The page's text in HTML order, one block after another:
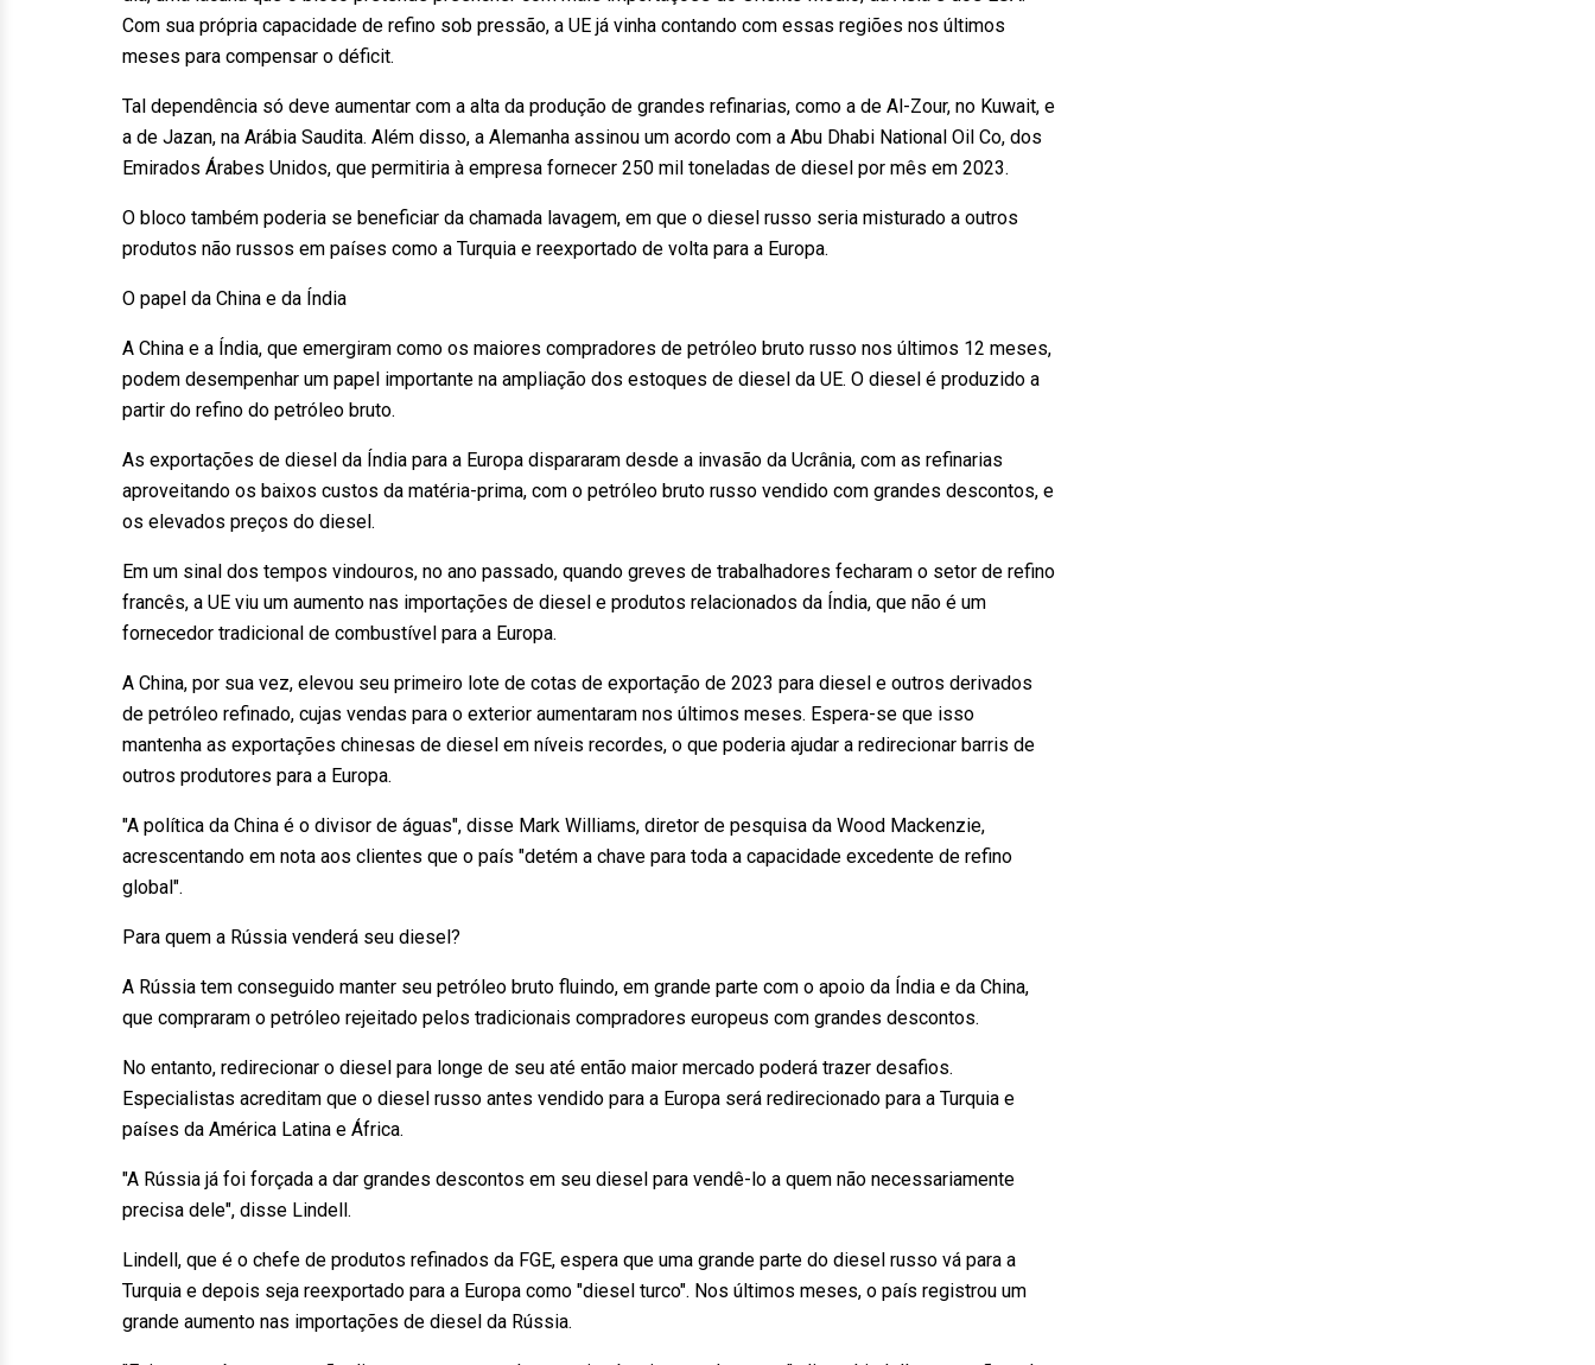
Com sua própria capacidade de refino sob pressão, a UE já vinha contando com essas regiões nos últimos
meses para compensar o déficit.
Tal dependência só deve aumentar com a alta da produção de grandes refinarias, como a de Al-Zour, no Kuwait, e
a de Jazan, na Arábia Saudita. Além disso, a Alemanha assinou um acordo com a Abu Dhabi National Oil Co, dos
Emirados Árabes Unidos, que permitiria à empresa fornecer 250 mil toneladas de diesel por mês em 2023.
O bloco também poderia se beneficiar da chamada lavagem, em que o diesel russo seria misturado a outros
produtos não russos em países como a Turquia e reexportado de volta para a Europa.
O papel da China e da Índia
A China e a Índia, que emergiram como os maiores compradores de petróleo bruto russo nos últimos 12 meses,
podem desempenhar um papel importante na ampliação dos estoques de diesel da UE. O diesel é produzido a
partir do refino do petróleo bruto.
As exportações de diesel da Índia para a Europa dispararam desde a invasão da Ucrânia, com as refinarias
aproveitando os baixos custos da matéria-prima, com o petróleo bruto russo vendido com grandes descontos, e
os elevados preços do diesel.
Em um sinal dos tempos vindouros, no ano passado, quando greves de trabalhadores fecharam o setor de refino
francês, a UE viu um aumento nas importações de diesel e produtos relacionados da Índia, que não é um
fornecedor tradicional de combustível para a Europa.
A China, por sua vez, elevou seu primeiro lote de cotas de exportação de 2023 para diesel e outros derivados
de petróleo refinado, cujas vendas para o exterior aumentaram nos últimos meses. Espera-se que isso
mantenha as exportações chinesas de diesel em níveis recordes, o que poderia ajudar a redirecionar barris de
outros produtores para a Europa.
"A política da China é o divisor de águas", disse Mark Williams, diretor de pesquisa da Wood Mackenzie,
acrescentando em nota aos clientes que o país "detém a chave para toda a capacidade excedente de refino
global".
Para quem a Rússia venderá seu diesel?
A Rússia tem conseguido manter seu petróleo bruto fluindo, em grande parte com o apoio da Índia e da China,
que compraram o petróleo rejeitado pelos tradicionais compradores europeus com grandes descontos.
No entanto, redirecionar o diesel para longe de seu até então maior mercado poderá trazer desafios.
Especialistas acreditam que o diesel russo antes vendido para a Europa será redirecionado para a Turquia e
países da América Latina e África.
"A Rússia já foi forçada a dar grandes descontos em seu diesel para vendê-lo a quem não necessariamente
precisa dele", disse Lindell.
Lindell, que é o chefe de produtos refinados da FGE, espera que uma grande parte do diesel russo vá para a
Turquia e depois seja reexportado para a Europa como "diesel turco". Nos últimos meses, o país registrou um
grande aumento nas importações de diesel da Rússia.